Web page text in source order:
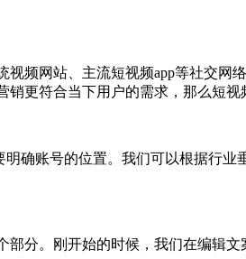
网站、主流短视频app等社交网
更符合当下用户的需求，那么短视
账号的位置。我们可以根据行业
。刚开始的时候，我们在编辑